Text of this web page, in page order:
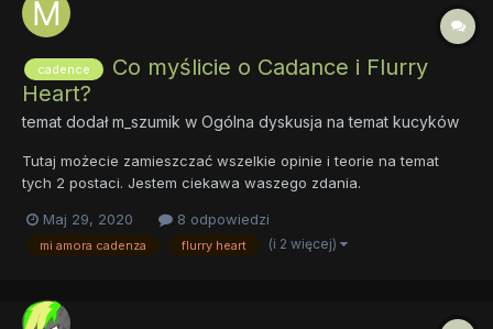
cadence
Co myślicie o Cadance i Flurry
Heart?
temat dodałm_szumik w Ogólna dyskusja na temat kucyków
Tutaj możecie zamieszczać wszelkie opinie i teorie na temat
tych 2 postaci. Jestem ciekawa waszego zdania.
Maj 29, 2020 8 odpowiedzi
mi amora cadenza flurry heart (i 2 więcej)